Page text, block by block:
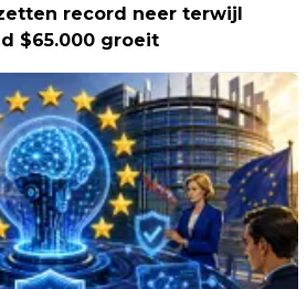
record neer terwijl
$65.000 groeit